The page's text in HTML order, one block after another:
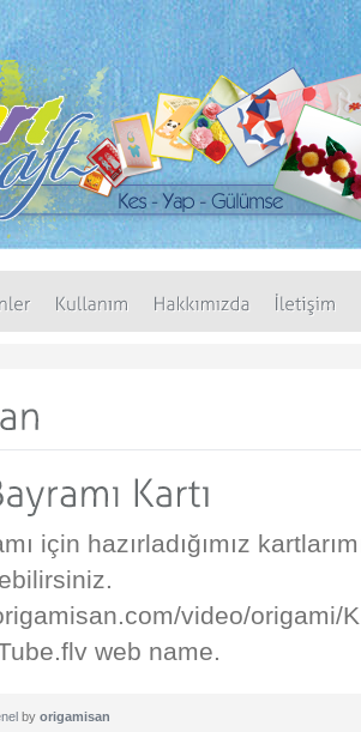
için hazırladığımız
video/origami/
web name.
by origamisan